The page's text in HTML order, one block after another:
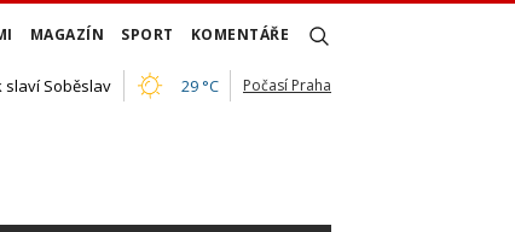
MAGAZÍN SPORT KOMENTÁŘE
slaví Soběslav 29 °C Počasí Praha